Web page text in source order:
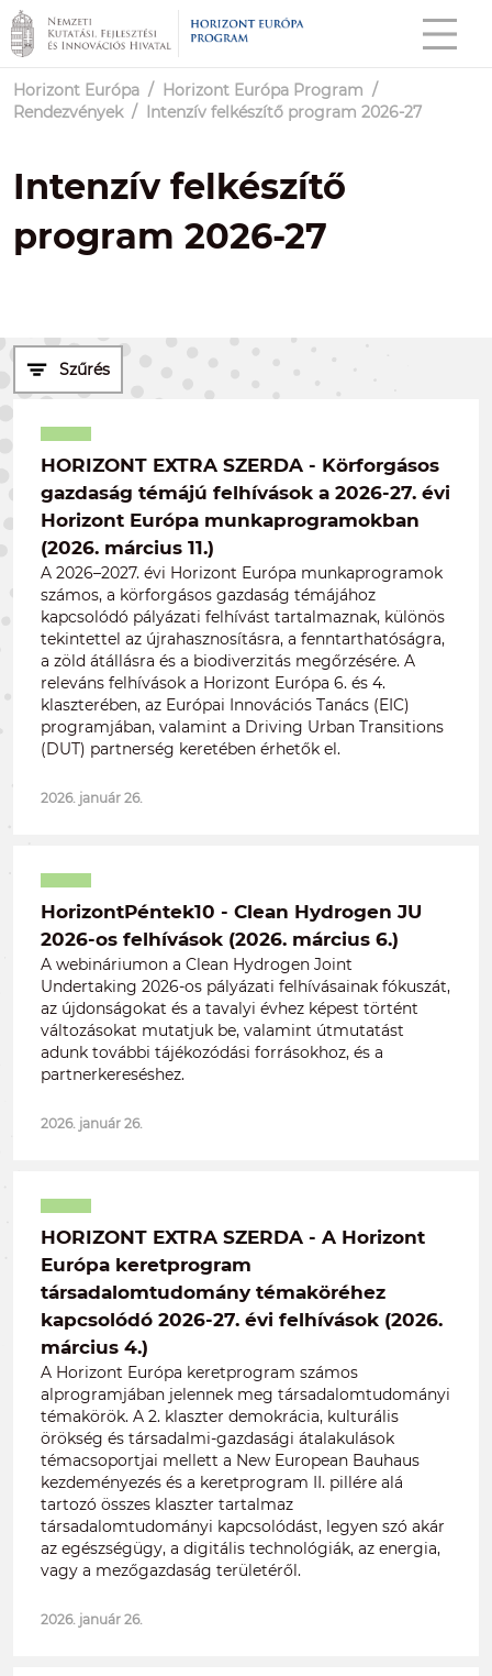
Horizont Európa / Horizont Európa Program /
Rendezvények/ Intenzív felkészítő program 2026-27
Intenzív felkészítő
program 2026-27
Szűrés
HORIZONT EXTRA SZERDA - Körforgásos
gazdaság témájú felhívások a 2026-27. évi
Horizont Európa munkaprogramokban
(2026. március 11.)
A 2026–2027. évi Horizont Európa munkaprogramok
számos, a körforgásos gazdaság témájához
kapcsolódó pályázati felhívást tartalmaznak, különös
tekintettel az újrahasznosításra, a fenntarthatóságra,
a zöld átállásra és a biodiverzitás megőrzésére. A
releváns felhívások a Horizont Európa 6. és 4.
klaszterében, az Európai Innovációs Tanács (EIC)
programjában, valamint a Driving Urban Transitions
(DUT) partnerség keretében érhetők el.
2026. január 26.
HorizontPéntek10 - Clean Hydrogen JU
2026-os felhívások (2026. március 6.)
A webináriumon a Clean Hydrogen Joint
Undertaking 2026-os pályázati felhívásainak fókuszát,
az újdonságokat és a tavalyi évhez képest történt
változásokat mutatjuk be, valamint útmutatást
adunk további tájékozódási forrásokhoz, és a
partnerkereséshez.
2026. január 26.
HORIZONT EXTRA SZERDA - A Horizont
Európa keretprogram
társadalomtudomány témaköréhez
kapcsolódó 2026-27. évi felhívások (2026.
március 4.)
A Horizont Európa keretprogram számos
alprogramjában jelennek meg társadalomtudományi
témakörök. A 2. klaszter demokrácia, kulturális
örökség és társadalmi-gazdasági átalakulások
témacsoportjai mellett a New European Bauhaus
kezdeményezés és a keretprogram II. pillére alá
tartozó összes klaszter tartalmaz
társadalomtudományi kapcsolódást, legyen szó akár
az egészségügy, a digitális technológiák, az energia,
vagy a mezőgazdaság területéről.
2026. január 26.